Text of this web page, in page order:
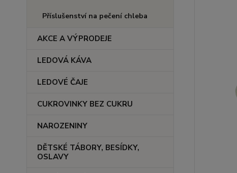
Příslušenství na pečení chleba
AKCE A VÝPRODEJE
LEDOVÁ KÁVA
LEDOVÉ ČAJE
CUKROVINKY BEZ CUKRU
NAROZENINY
DĚTSKÉ TÁBORY, BESÍDKY,
OSLAVY